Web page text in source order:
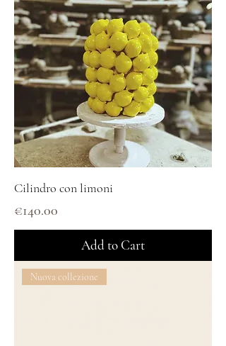
Cilindro con limoni
Price
€140.00
Add to Cart
Nuova collezione